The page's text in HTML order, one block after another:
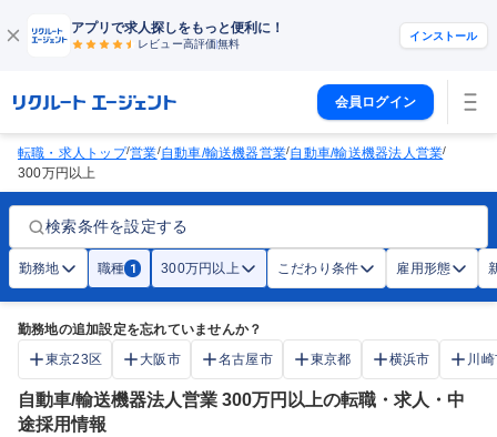
アプリで求人探しをもっと便利に！
レビュー高評価無料
インストール
会員ログイン
転職・求人トップ/営業/自動車/輸送機器営業/自動車/輸送機器法人営業/
300万円以上
検索条件を設定する
勤務地 職種 1 300万円以上 こだわり条件 雇用形態
勤務地の追加設定を忘れていませんか？
東京23区
大阪市 名古屋市 東京都 横浜市 川
自動車/輸送機器法人営業 300万円以上の転職・求人・中
途採用情報